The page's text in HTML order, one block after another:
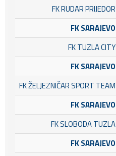
FK RUDAR PRIJEDOR
FK SARAJEVO
FK TUZLA CITY
FK SARAJEVO
FK ŽELJEZNIČAR SPORT TEAM
FK SARAJEVO
FK SLOBODA TUZLA
FK SARAJEVO